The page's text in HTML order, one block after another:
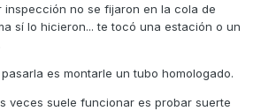
a mi me la deniegan? y la vez anterior
tubo.
inspección no se fijaron en la cola de
sí lo hicieron... te tocó una estación o un
es montarle un tubo homologado.
veces suele funcionar es probar suerte